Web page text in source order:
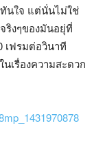
ทันใจ แต่นั่นไม่ใช่
ริงๆของมันอยุ่ที่
เฟรมต่อวินาที
เรื่องความสะดวก